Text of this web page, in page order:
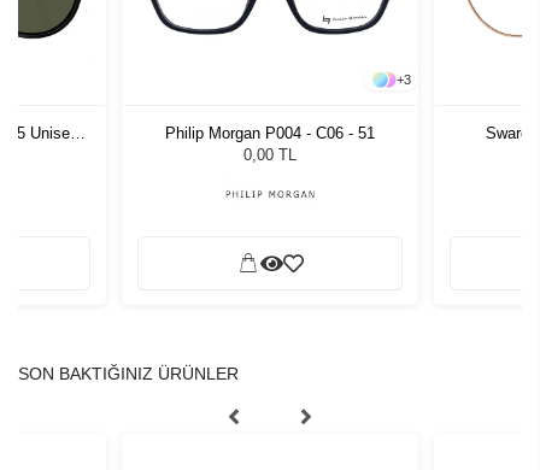
55 Unisex
+3
Philip Morgan P004 - C06 - 51
0,00 TL
SON BAKTIĞINIZ ÜRÜNLER